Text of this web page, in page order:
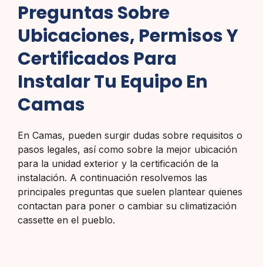
Preguntas Sobre
Ubicaciones, Permisos Y
Certificados Para
Instalar Tu Equipo En
Camas
En Camas, pueden surgir dudas sobre requisitos o
pasos legales, así como sobre la mejor ubicación
para la unidad exterior y la certificación de la
instalación. A continuación resolvemos las
principales preguntas que suelen plantear quienes
contactan para poner o cambiar su climatización
cassette en el pueblo.